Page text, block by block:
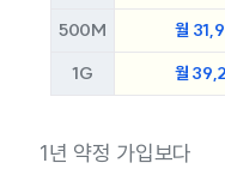
500M 월
1G 월
1년 약정 가입보다